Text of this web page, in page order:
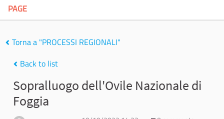
PAGE
Torna a "PROCESSI REGIONALI"
Back to list
Sopralluogo dell'Ovile Nazionale di
Foggia